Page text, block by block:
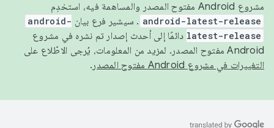
مشروع Android مفتوح المصدر والمساهمة فيه، استخدِم
android-latest-release . سيشير فرع بيان android-
latest-release دائمًا إلى أحدث إصدار تم نشره في مشروع
Android مفتوح المصدر. لمزيد من المعلومات، يُرجى الاطّلاع على
التغييرات في مشروع Android مفتوح المصدر
.